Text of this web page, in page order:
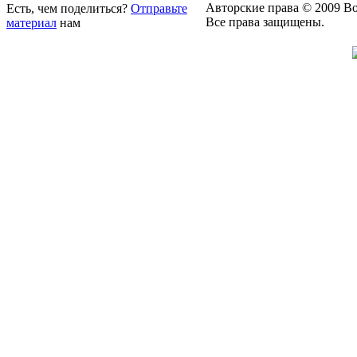
Есть, чем поделиться? Отправьте
материал нам
Авторские права © 2009
Все права защищены.